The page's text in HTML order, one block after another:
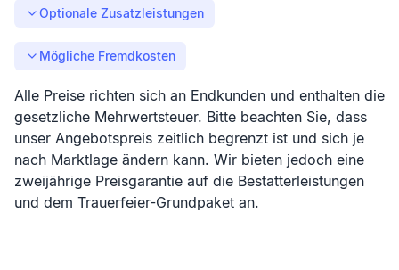
Optionale Zusatzleistungen
Mögliche Fremdkosten
Alle Preise richten sich an Endkunden und enthalten die
gesetzliche Mehrwertsteuer. Bitte beachten Sie, dass
unser Angebotspreis zeitlich begrenzt ist und sich je
nach Marktlage ändern kann. Wir bieten jedoch eine
zweijährige Preisgarantie auf die Bestatterleistungen
und dem Trauerfeier-Grundpaket an.